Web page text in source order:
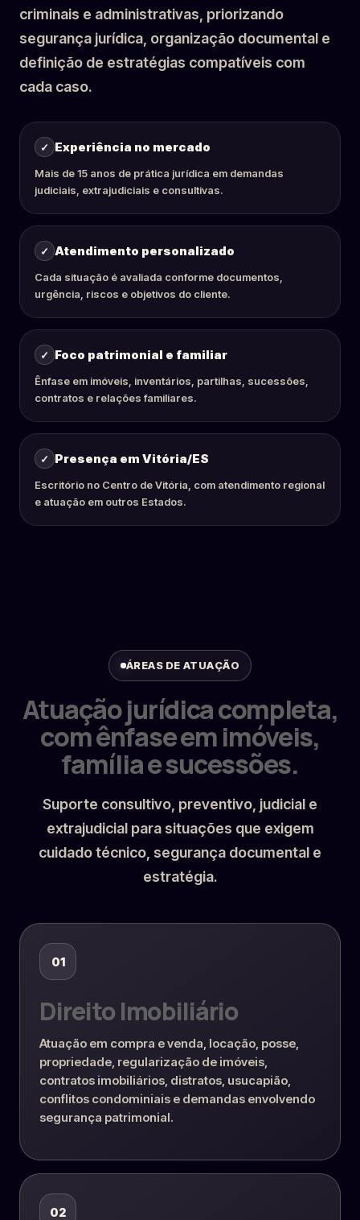
criminais e administrativas, priorizando
segurança jurídica, organização documental e
definição de estratégias compatíveis com
cada caso.
Experiência no mercado
Mais de 15 anos de prática jurídica em demandas
judiciais, extrajudiciais e consultivas.
Atendimento personalizado
Cada situação é avaliada conforme documentos,
urgência, riscos e objetivos do cliente.
Foco patrimonial e familiar
Ênfase em imóveis, inventários, partilhas, sucessões,
contratos e relações familiares.
Presença em Vitória/ES
Escritório no Centro de Vitória, com atendimento regional
e atuação em outros Estados.
ÁREAS DE ATUAÇÃO
Atuação jurídica completa,
com ênfase em imóveis,
família e sucessões.
Suporte consultivo, preventivo, judicial e
extrajudicial para situações que exigem
cuidado técnico, segurança documental e
estratégia.
01
Direito Imobiliário
Atuação em compra e venda, locação, posse,
propriedade, regularização de imóveis,
contratos imobiliários, distratos, usucapião,
conflitos condominiais e demandas envolvendo
segurança patrimonial.
02